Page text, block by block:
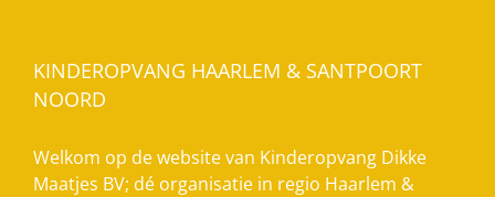
KINDEROPVANG HAARLEM & SANTPOORT
NOORD
Welkom op de website van Kinderopvang Dikke
Maatjes BV; dé organisatie in regio Haarlem &